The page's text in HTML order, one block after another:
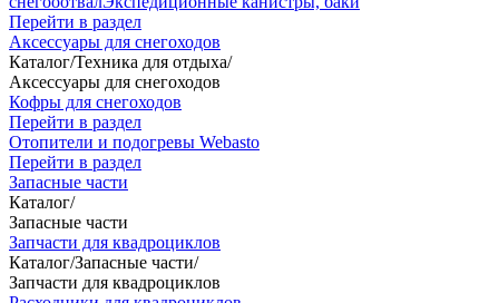
Перейти в раздел
Аксессуары для снегоходов
Каталог/Техника для отдыха/
Аксессуары для снегоходов
Кофры для снегоходов
Перейти в раздел
Отопители и подогревы Webasto
Перейти в раздел
Запасные части
Каталог/
Запасные части
Запчасти для квадроциклов
Каталог/Запасные части/
Запчасти для квадроциклов